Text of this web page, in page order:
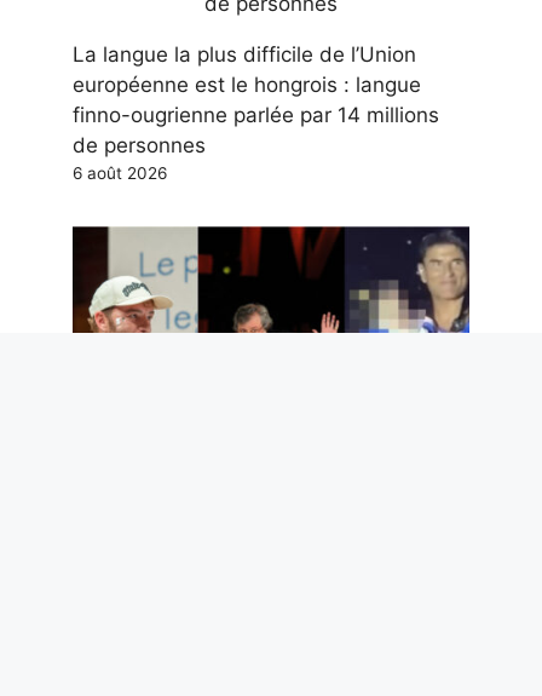
La langue la plus difficile de l’Union
européenne est le hongrois : langue
finno-ougrienne parlée par 14 millions
de personnes
6 août 2026